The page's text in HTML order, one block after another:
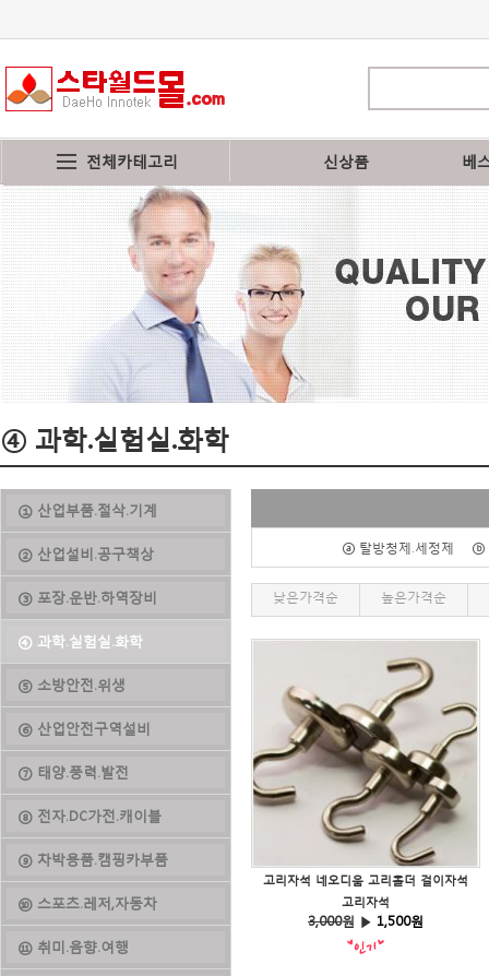
전체카테고리 신상품 베
④ 과학.실험실.화학
① 산업부품.절삭.기계
② 산업설비.공구책상
③ 포장.운반.하역장비
④ 과학.실험실.화학
⑤ 소방안전.위생
⑥ 산업안전구역설비
⑦ 태양.풍력.발전
⑧ 전자.DC가전.캐이블
⑨ 차박용품.캠핑카부품
⑩ 스포츠.레저,자동차
⑪ 취미.음향.여행
ⓐ 탈방청제.세정제 ⓑ
낮은가격순 높은가격순
고리자석 네오디움 고리홀더 걸이자석
고리자석
3,000원 ▶ 1,500원